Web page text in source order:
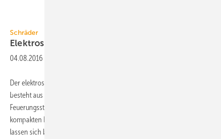
Schräder
Elektrostatische
04.08.2016
Der elektrostatische Feinstaubabscheider Filterbox-S von Schräder
besteht aus modularen Kassettenelementen, die hinter dem
Feuerungsstutzen in die Abgasanlage eingebaut werden. Die
kompakten Bauteile sind für 100 kW Kesselleistung ausgelegt und
lassen sich bis zu einer Leistung von 300 kW